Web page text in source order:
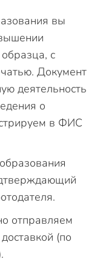
вы
с
Документ
деятельность
о
в ФИС
отправляем
(по